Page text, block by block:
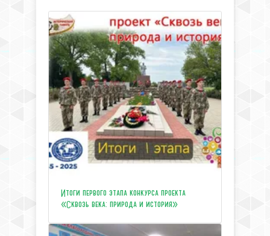
Итоги первого этапа конкурса проекта
«Сквозь века: природа и история»